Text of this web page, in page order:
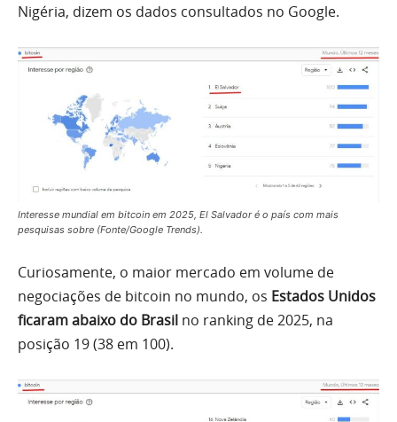
Nigéria, dizem os dados consultados no Google.
Interesse mundial em bitcoin em 2025, El Salvador é o país com mais
pesquisas sobre (Fonte/Google Trends).
Curiosamente, o maior mercado em volume de
negociações de bitcoin no mundo, os Estados Unidos
ficaram abaixo do Brasil no ranking de 2025, na
posição 19 (38 em 100).